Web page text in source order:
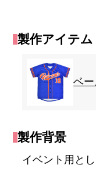
製作アイテム
ベ
製作背景
イベント用と